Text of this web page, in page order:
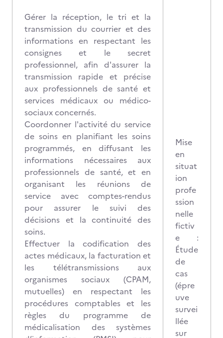
Gérer la réception, le tri et la
transmission du courrier et des
informations en respectant les
consignes et le secret
professionnel, afin d'assurer la
transmission rapide et précise
aux professionnels de santé et
services médicaux ou médico-
sociaux concernés.
Coordonner l'activité du service
de soins en planifiant les soins
programmés, en diffusant les
informations nécessaires aux
professionnels de santé, et en
organisant les réunions de
service avec comptes-rendus
pour assurer le suivi des
décisions et la continuité des
soins.
Effectuer la codification des
actes médicaux, la facturation et
les télétransmissions aux
organismes sociaux (CPAM,
mutuelles) en respectant les
procédures comptables et les
règles du programme de
médicalisation des systèmes
Mise
en
situat
ion
profe
ssion
nelle
fictiv
e :
Étude
de
cas
(épre
uve
survei
llée
sur